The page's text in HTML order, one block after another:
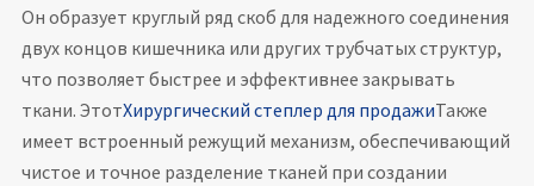
Он образует круглый ряд скоб для надежного соединения
двух концов кишечника или других трубчатых структур,
что позволяет быстрее и эффективнее закрывать
ткани. ЭтотХирургический степлер для продажиТакже
имеет встроенный режущий механизм, обеспечивающий
чистое и точное разделение тканей при создании